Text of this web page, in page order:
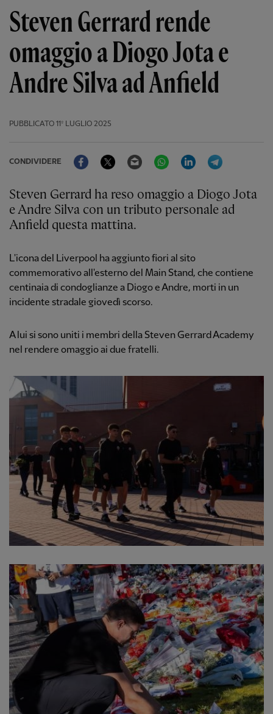
Steven Gerrard rende
omaggio a Diogo Jota e
Andre Silva ad Anfield
PUBBLICATO 11º LUGLIO 2025
CONDIVIDERE
FacebookTwitter Email WhatsAppLinkedIn
Steven Gerrard ha reso omaggio a Diogo Jota
e Andre Silva con un tributo personale ad
Anfield questa mattina.
L'icona del Liverpool ha aggiunto fiori al sito
commemorativo all'esterno del Main Stand, che contiene
centinaia di condoglianze a Diogo e Andre, morti in un
incidente stradale giovedì scorso.
A lui si sono uniti i membri della Steven Gerrard Academy
nel rendere omaggio ai due fratelli.